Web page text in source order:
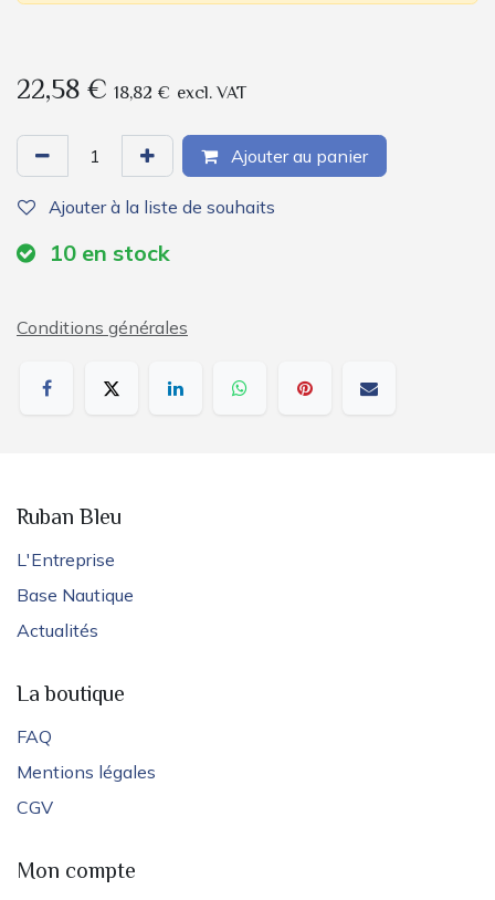
22,58€ 18,82 € excl. VAT
Ajouter au panier
Ajouter à la liste de souhaits
10 en stock
Conditions générales
Ruban Bleu
L'Entreprise
Base Nautique
Actualités
La boutique
FAQ
Mentions légales
CGV
Mon compte